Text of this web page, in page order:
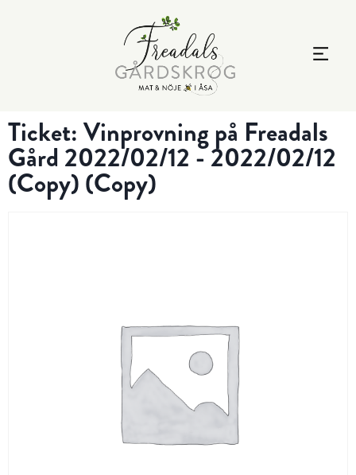
Ticket: Vinprovning på Freadals
Gård 2022/02/12 - 2022/02/12
(Copy) (Copy)